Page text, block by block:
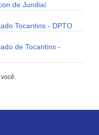
de Jundiaí
Tocantins - DPTO
de Tocantins -